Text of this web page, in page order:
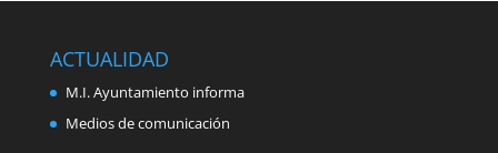
ACTUALIDAD
M.I. Ayuntamiento informa
Medios de comunicación